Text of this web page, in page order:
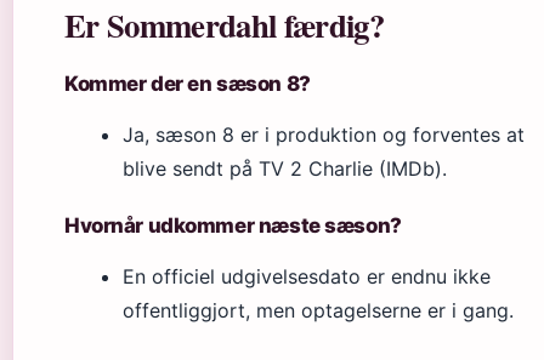
Er Sommerdahl færdig?
Kommer der en sæson 8?
Ja, sæson 8 er i produktion og forventes at
blive sendt på TV 2 Charlie (IMDb).
Hvornår udkommer næste sæson?
En officiel udgivelsesdato er endnu ikke
offentliggjort, men optagelserne er i gang.